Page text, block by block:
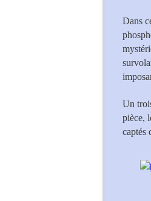
Dans
Un
pièce,
captés